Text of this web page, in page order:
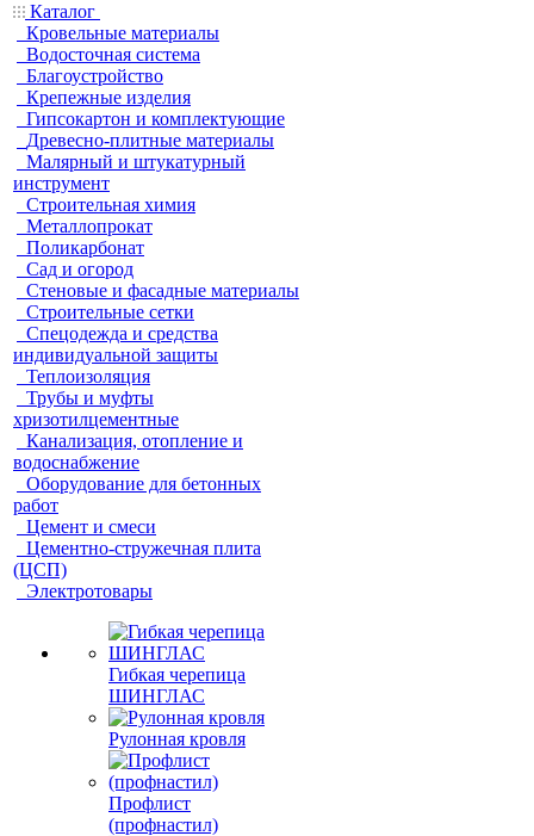
Каталог
Кровельные материалы
Водосточная система
Благоустройство
Крепежные изделия
Гипсокартон и комплектующие
Древесно-плитные материалы
Малярный и штукатурный
инструмент
Строительная химия
Металлопрокат
Поликарбонат
Сад и огород
Стеновые и фасадные материалы
Строительные сетки
Спецодежда и средства
индивидуальной защиты
Теплоизоляция
Трубы и муфты
хризотилцементные
Канализация, отопление и
водоснабжение
Оборудование для бетонных
работ
Цемент и смеси
Цементно-стружечная плита
(ЦСП)
Электротовары
Гибкая черепица
ШИНГЛАС
Рулонная кровля
Профлист
(профнастил)